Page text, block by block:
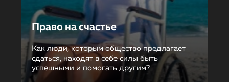
Право на счастье
Как люди, которым общество предлагает
сдаться, находят в себе силы быть
успешными и помогать другим?